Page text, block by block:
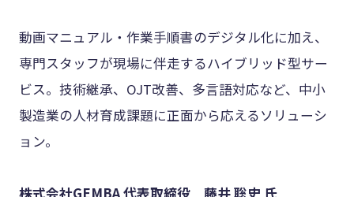
動画マニュアル・作業手順書のデジタル化に加え、
専門スタッフが現場に伴走するハイブリッド型サー
ビス。技術継承、OJT改善、多言語対応など、中小
製造業の人材育成課題に正面から応えるソリューシ
ョン。
株式会社GEMBA 代表取締役 藤井 聡史 氏